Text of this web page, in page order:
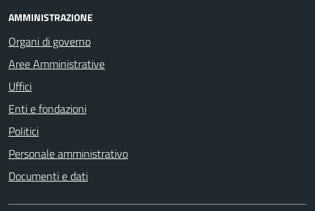
AMMINISTRAZIONE
Organi di governo
Aree Amministrative
Uffici
Enti e fondazioni
Politici
Personale amministrativo
Documenti e dati